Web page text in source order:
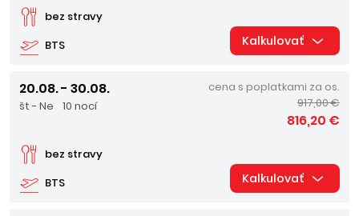
BTS
bez stravy
Kalkulovať
20.08. - 30.08.
št - Ne 10 nocí
BTS
bez stravy
cena s poplatkami za os.
917,00 €
816,20 €
Kalkulovať